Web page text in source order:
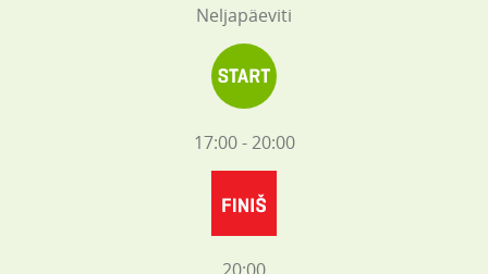
Neljapäeviti
17:00 - 20:00